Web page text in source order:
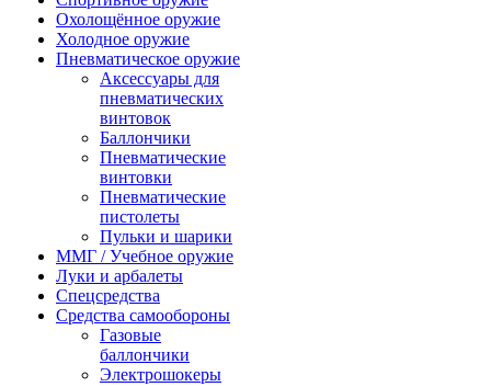
Охолощённое оружие
Холодное оружие
Пневматическое оружие
Аксессуары для
пневматических
винтовок
Баллончики
Пневматические
винтовки
Пневматические
пистолеты
Пульки и шарики
ММГ / Учебное оружие
Луки и арбалеты
Спецсредства
Средства самообороны
Газовые
баллончики
Электрошокеры